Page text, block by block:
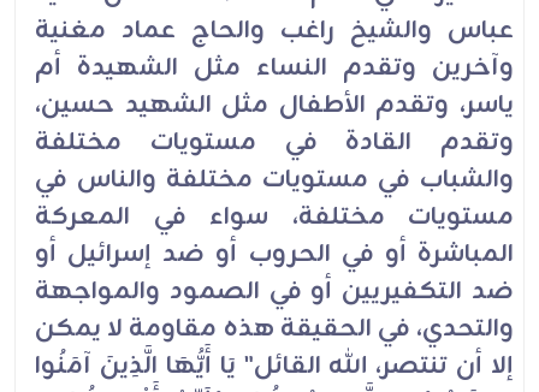
عباس والشيخ راغب والحاج عماد مغنية
وآخرين وتقدم النساء مثل الشهيدة أم
ياسر، وتقدم الأطفال مثل الشهيد حسين،
وتقدم القادة في مستويات مختلفة
والشباب في مستويات مختلفة والناس في
مستويات مختلفة، سواء في المعركة
المباشرة أو في الحروب أو ضد إسرائيل أو
ضد التكفيريين أو في الصمود والمواجهة
والتحدي، في الحقيقة هذه مقاومة لا يمكن
إلا أن تنتصر، الله القائل" يَا أَيُّهَا الَّذِينَ آمَنُوا